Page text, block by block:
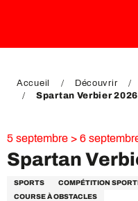
DE
Accueil Découvrir
Spartan Verbier 2026
5 septembre > 6
Spartan
SPORTS COMPÉTITION
COURSE À OBSTACLES